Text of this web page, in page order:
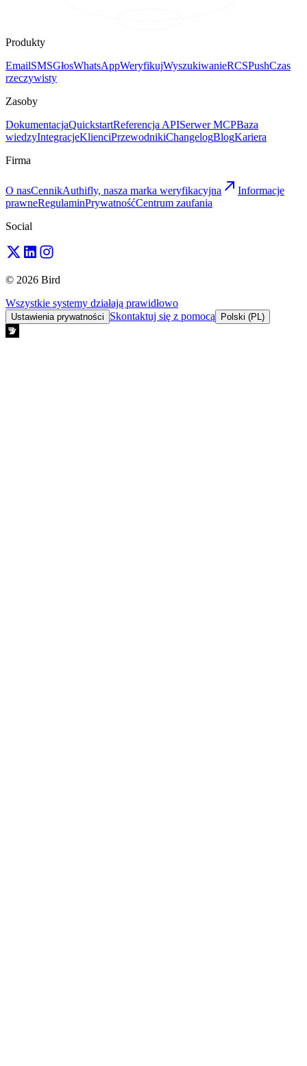
Produkty
EmailSMSGłosWhatsAppWeryfikujWyszukiwanieRCSPushCzas
rzeczywisty
Zasoby
DokumentacjaQuickstartReferencja APISerwer MCPBaza
wiedzyIntegracjeKlienciPrzewodnikiChangelogBlogKariera
Firma
O nasCennikAuthifly, nasza marka weryfikacyjna
Informacje
prawneRegulaminPrywatnośćCentrum zaufania
Social
© 2026 Bird
Wszystkie systemy działają prawidłowo
Ustawienia prywatności Skontaktuj się z pomocą Polski (PL)